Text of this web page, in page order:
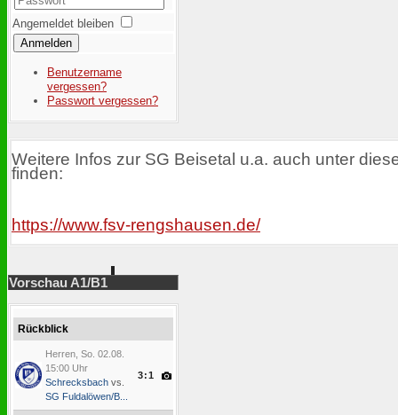
Angemeldet bleiben
Anmelden
Benutzername
vergessen?
Passwort vergessen?
Weitere Infos zur SG Beisetal u.a. auch unter
finden:
https://www.fsv-rengshausen.de/
Vorschau A1/B1
Rückblick
Herren, So. 02.08.
15:00 Uhr
Schrecksbach vs.
SG Fuldalöwen/B...
3:1